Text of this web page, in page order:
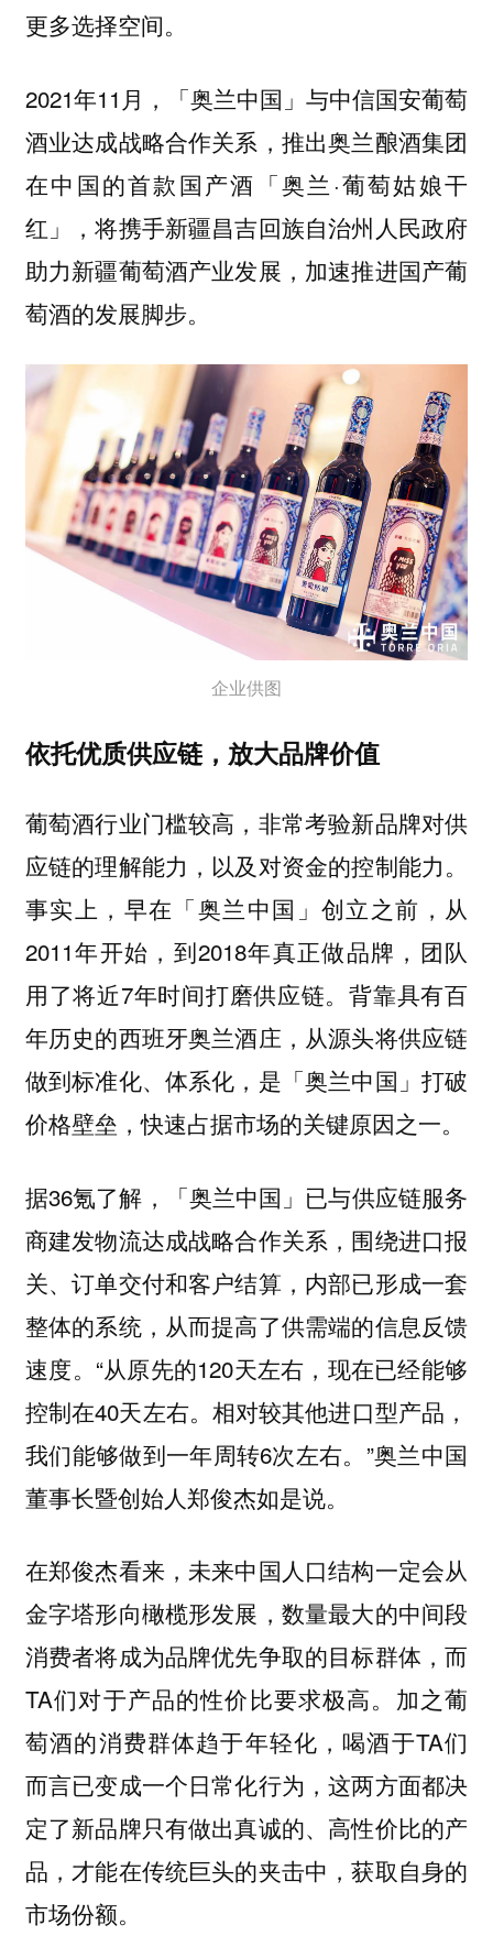
更多选择空间。
2021年11月，「奥兰中国」与中信国安葡萄
酒业达成战略合作关系，推出奥兰酿酒集团
在中国的首款国产酒「奥兰·葡萄姑娘干
红」，将携手新疆昌吉回族自治州人民政府
助力新疆葡萄酒产业发展，加速推进国产葡
萄酒的发展脚步。
企业供图
依托优质供应链，放大品牌价值
葡萄酒行业门槛较高，非常考验新品牌对供
应链的理解能力，以及对资金的控制能力。
事实上，早在「奥兰中国」创立之前，从
2011年开始，到2018年真正做品牌，团队
用了将近7年时间打磨供应链。背靠具有百
年历史的西班牙奥兰酒庄，从源头将供应链
做到标准化、体系化，是「奥兰中国」打破
价格壁垒，快速占据市场的关键原因之一。
据36氪了解，「奥兰中国」已与供应链服务
商建发物流达成战略合作关系，围绕进口报
关、订单交付和客户结算，内部已形成一套
整体的系统，从而提高了供需端的信息反馈
速度。“从原先的120天左右，现在已经能够
控制在40天左右。相对较其他进口型产品，
我们能够做到一年周转6次左右。”奥兰中国
董事长暨创始人郑俊杰如是说。
在郑俊杰看来，未来中国人口结构一定会从
金字塔形向橄榄形发展，数量最大的中间段
消费者将成为品牌优先争取的目标群体，而
TA们对于产品的性价比要求极高。加之葡
萄酒的消费群体趋于年轻化，喝酒于TA们
而言已变成一个日常化行为，这两方面都决
定了新品牌只有做出真诚的、高性价比的产
品，才能在传统巨头的夹击中，获取自身的
市场份额。